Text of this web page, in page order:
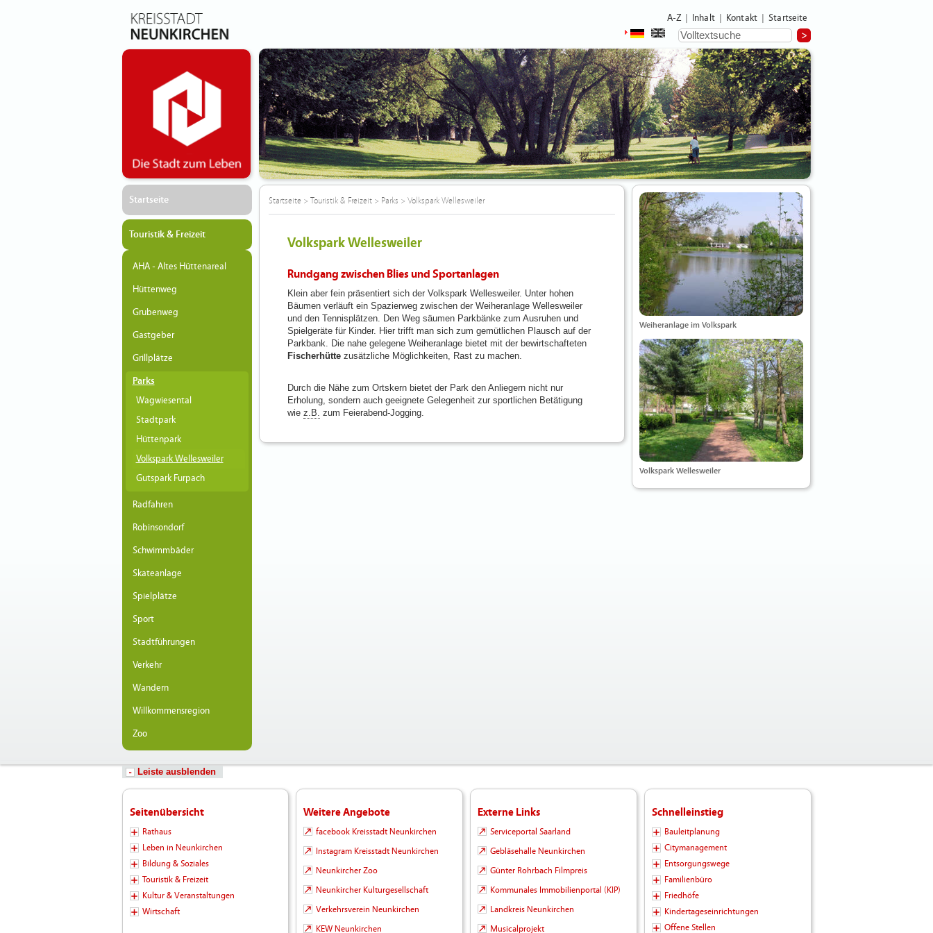
A-Z Inhalt Kontakt Startseite
Startseite
Touristik & Freizeit
AHA - Altes Hüttenareal
Hüttenweg
Grubenweg
Gastgeber
Grillplätze
Parks
Wagwiesental
Stadtpark
Hüttenpark
Volkspark Wellesweiler
Gutspark Furpach
Radfahren
Robinsondorf
Schwimmbäder
Skateanlage
Spielplätze
Sport
Stadtführungen
Verkehr
Wandern
Willkommensregion
Zoo
Startseite> Touristik & Freizeit> Parks > Volkspark Wellesweiler
Volkspark Wellesweiler
Rundgang zwischen Blies und Sportanlagen
Klein aber fein präsentiert sich der Volkspark Wellesweiler. Unter hohen
Bäumen verläuft ein Spazierweg zwischen der Weiheranlage Wellesweiler
und den Tennisplätzen. Den Weg säumen Parkbänke zum Ausruhen und
Spielgeräte für Kinder. Hier trifft man sich zum gemütlichen Plausch auf der
Parkbank. Die nahe gelegene Weiheranlage bietet mit der bewirtschafteten
Fischerhüttezusätzliche Möglichkeiten, Rast zu machen.
Durch die Nähe zum Ortskern bietet der Park den Anliegern nicht nur
Erholung, sondern auch geeignete Gelegenheit zur sportlichen Betätigung
wie z.B. zum Feierabend-Jogging.
Weiheranlage im Volkspark
Volkspark Wellesweiler
Leiste ausblenden
Seitenübersicht
Rathaus
Leben in Neunkirchen
Bildung & Soziales
Touristik & Freizeit
Kultur & Veranstaltungen
Wirtschaft
Weitere Angebote
facebook Kreisstadt Neunkirchen
Instagram Kreisstadt Neunkirchen
Neunkircher Zoo
Neunkircher Kulturgesellschaft
Verkehrsverein Neunkirchen
KEW Neunkirchen
Externe Links
Serviceportal Saarland
Gebläsehalle Neunkirchen
Günter Rohrbach Filmpreis
Kommunales Immobilienportal (KIP)
Landkreis Neunkirchen
Musicalprojekt
Schnelleinstieg
Bauleitplanung
Citymanagement
Entsorgungswege
Familienbüro
Friedhöfe
Kindertageseinrichtungen
Offene Stellen